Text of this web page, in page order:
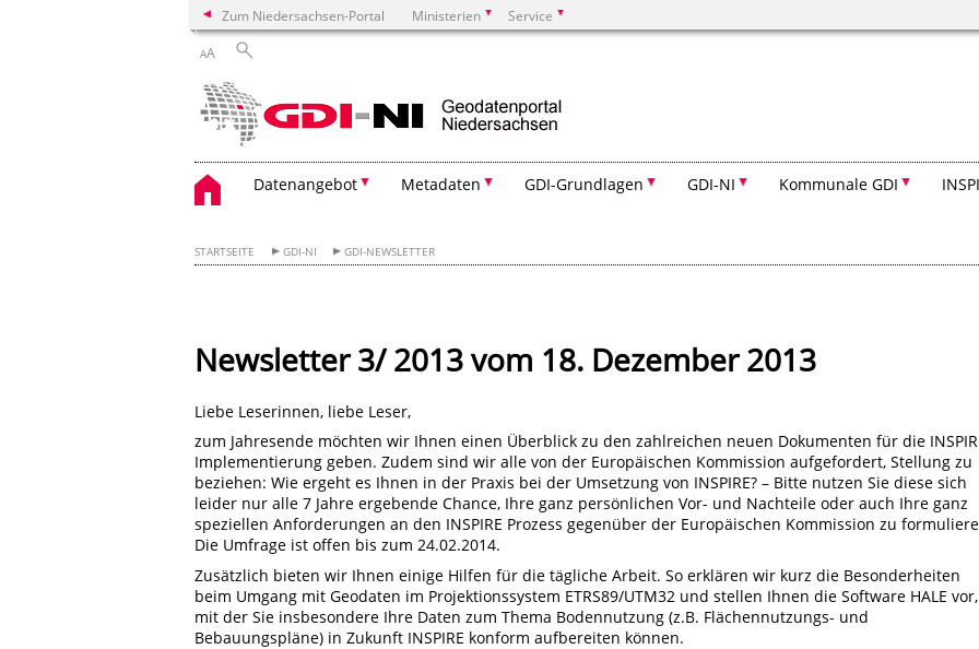
Zum Niedersachsen-Portal Ministerien Service
AA
Datenangebot Metadaten GDI-Grundlagen GDI-NI Kommunale GDI
STARTSEITE GDI-NI GDI-NEWSLETTER
Newsletter 3/ 2013 vom 18. Dezember 2013
Liebe Leserinnen, liebe Leser,
zum Jahresende möchten wir Ihnen einen Überblick zu den zahlreichen neuen Dokumenten für die
Implementierung geben. Zudem sind wir alle von der Europäischen Kommission aufgefordert, Stellung zu
beziehen: Wie ergeht es Ihnen in der Praxis bei der Umsetzung von INSPIRE? – Bitte nutzen Sie diese sich
leider nur alle 7 Jahre ergebende Chance, Ihre ganz persönlichen Vor- und Nachteile oder auch Ihre ganz
speziellen Anforderungen an den INSPIRE Prozess gegenüber der Europäischen Kommission zu
Die Umfrage ist offen bis zum 24.02.2014.
Zusätzlich bieten wir Ihnen einige Hilfen für die tägliche Arbeit. So erklären wir kurz die Besonderheiten
beim Umgang mit Geodaten im Projektionssystem ETRS89/UTM32 und stellen Ihnen die Software HALE vor,
mit der Sie insbesondere Ihre Daten zum Thema Bodennutzung (z.B. Flächennutzungs- und
Bebauungspläne) in Zukunft INSPIRE konform aufbereiten können.